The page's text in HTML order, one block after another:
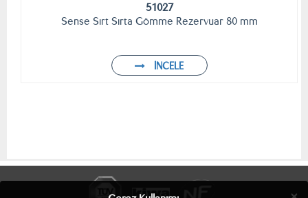
51027
Sense Sırt Sırta Gömme Rezervuar 80 mm
İNCELE